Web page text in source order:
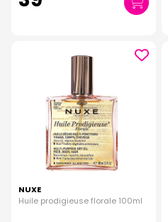
NUXE
Huile prodigieuse florale 100ml